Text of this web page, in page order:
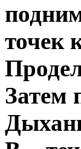
точек
Затем